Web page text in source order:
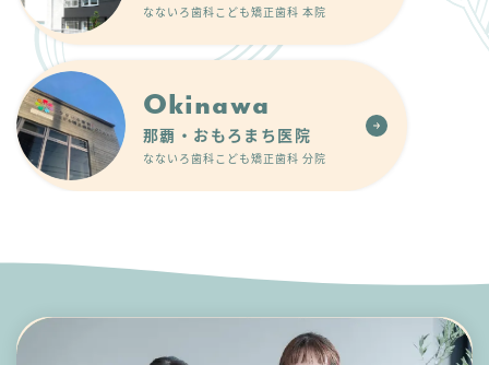
なないろ歯科こども矯正歯科 本院
Okinawa
那覇・おもろまち医院
なないろ歯科こども矯正歯科 分院